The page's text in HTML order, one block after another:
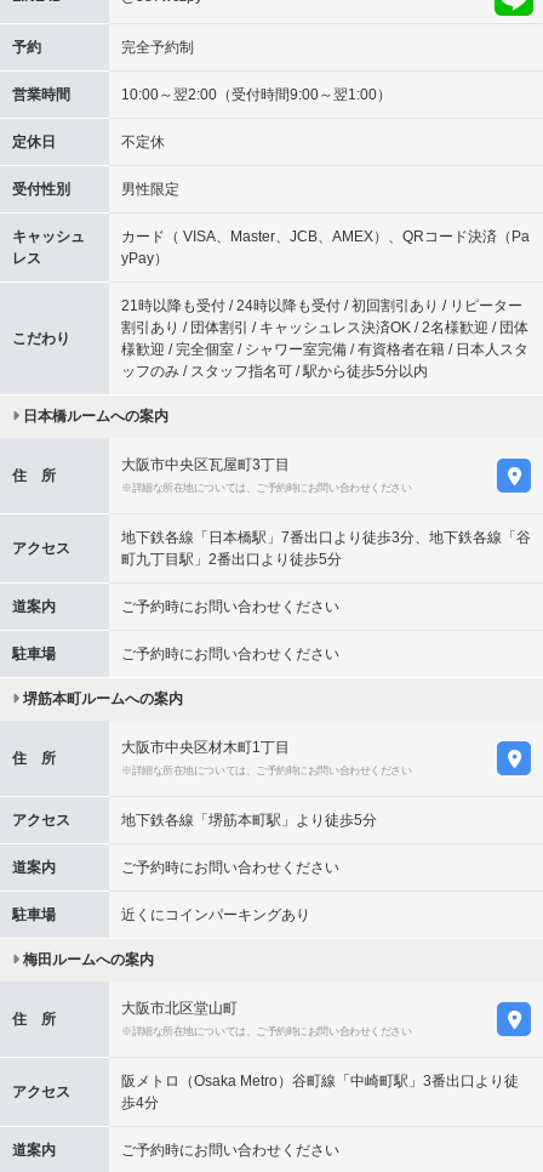
予約 完全予約制
営業時間 10:00～翌2:00（受付時間9:00～翌1:00）
定休日 不定休
受付性別 男性限定
キャッシュ
レス
カード（ VISA、Master、JCB、AMEX）、QRコード決済（Pa
yPay）
こだわり
21時以降も受付 / 24時以降も受付 / 初回割引あり / リピーター
割引あり / 団体割引 / キャッシュレス決済OK / 2名様歓迎 / 団体
様歓迎 / 完全個室 / シャワー室完備 / 有資格者在籍 / 日本人スタ
ッフのみ / スタッフ指名可 / 駅から徒歩5分以内
日本橋ルームへの案内
住 所
大阪市中央区瓦屋町3丁目
※詳細な所在地については、ご予約時にお問い合わせください
アクセス
地下鉄各線「日本橋駅」7番出口より徒歩3分、地下鉄各線「谷
町九丁目駅」2番出口より徒歩5分
道案内 ご予約時にお問い合わせください
駐車場 ご予約時にお問い合わせください
堺筋本町ルームへの案内
住 所
大阪市中央区材木町1丁目
※詳細な所在地については、ご予約時にお問い合わせください
アクセス 地下鉄各線「堺筋本町駅」より徒歩5分
道案内 ご予約時にお問い合わせください
駐車場 近くにコインパーキングあり
梅田ルームへの案内
住 所
大阪市北区堂山町
※詳細な所在地については、ご予約時にお問い合わせください
アクセス
阪メトロ（Osaka Metro）谷町線「中崎町駅」3番出口より徒
歩4分
道案内 ご予約時にお問い合わせください